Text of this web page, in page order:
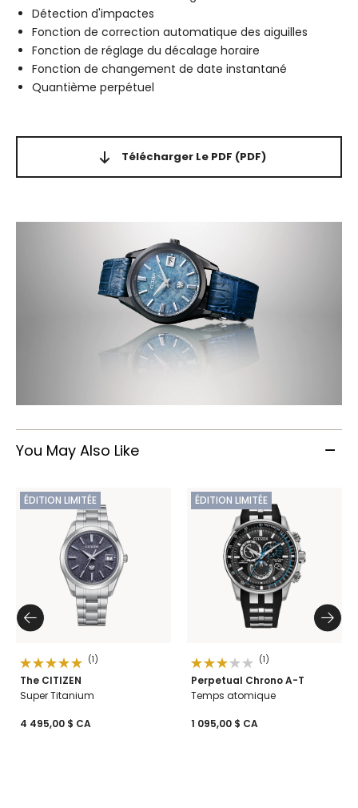
Détection d'impactes
Fonction de correction automatique des aiguilles
Fonction de réglage du décalage horaire
Fonction de changement de date instantané
Quantième perpétuel
Télécharger Le PDF (PDF)
You May Also Like
ÉDITION LIMITÉE
(1)
The CITIZEN
Super Titanium
4 495,00 $ CA
ÉDITION LIMITÉE
(1)
Perpetual Chrono A-T
Temps atomique
1 095,00 $ CA